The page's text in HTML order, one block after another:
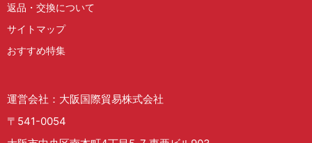
返品・交換について
サイトマップ
おすすめ特集
運営会社：大阪国際貿易株式会社
〒541-0054